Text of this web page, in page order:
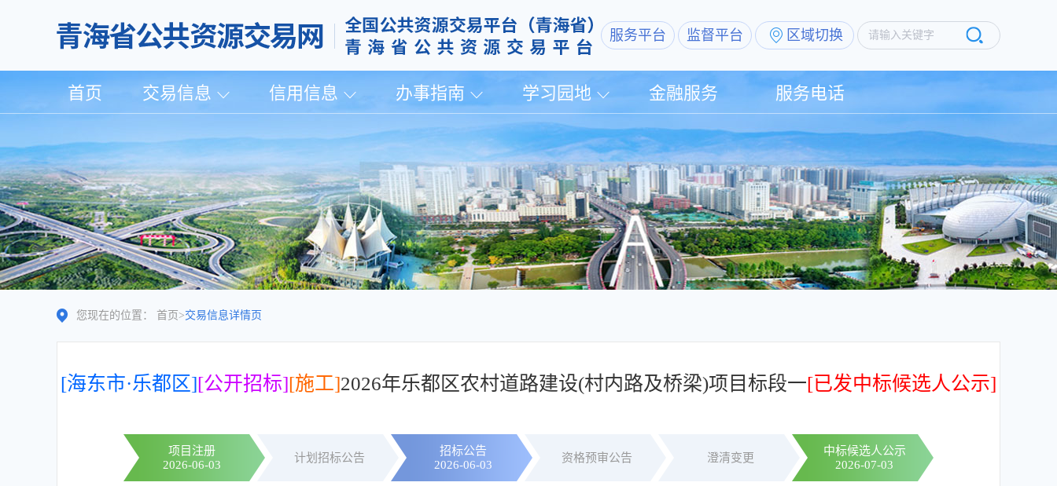
服务平台 监督平台 区域切换 请输入关键字
首页 交易信息 信用信息 办事指南 学习园地 金融服务 服务电话
您现在的位置： 首页 >交易信息详情页
[海东市·乐都区][公开招标][施工]2026年乐都区农村道路建设(村内路及桥梁)项目标段一[已发中标候选人公示]
项目注册
2026-06-03
计划招标公告
招标公告
2026-06-03
资格预审公告 澄清变更
中标候选人公示
2026-07-03